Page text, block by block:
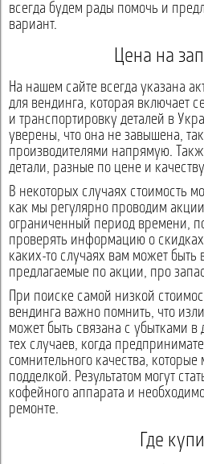
всегда будем рады помочь и
вариант.
Цена на
На нашем сайте всегда указана
для вендинга, которая включает
и транспортировку деталей в
уверены, что она не завышена,
производителями напрямую.
детали, разные по цене и
В некоторых случаях стоимость
как мы регулярно проводим
ограниченный период времени,
проверять информацию о
каких-то случаях вам может быть
предлагаемые по акции, про
При поиске самой низкой
вендинга важно помнить, что
может быть связана с убытками в
тех случаев, когда
сомнительного качества, которые
подделкой. Результатом могут
кофейного аппарата и
ремонте.
Где